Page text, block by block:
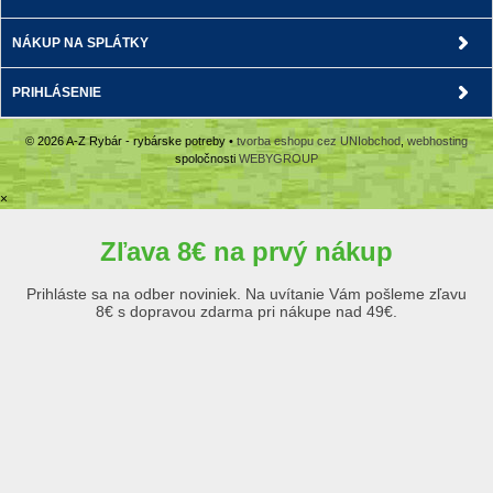
NÁKUP NA SPLÁTKY
PRIHLÁSENIE
© 2026 A-Z Rybár - rybárske potreby • tvorba eshopu cez UNIobchod,webhosting
spoločnosti WEBYGROUP
×
Zľava 8€ na prvý nákup
Prihláste sa na odber noviniek. Na uvítanie Vám pošleme zľavu
8€ s dopravou zdarma pri nákupe nad 49€.